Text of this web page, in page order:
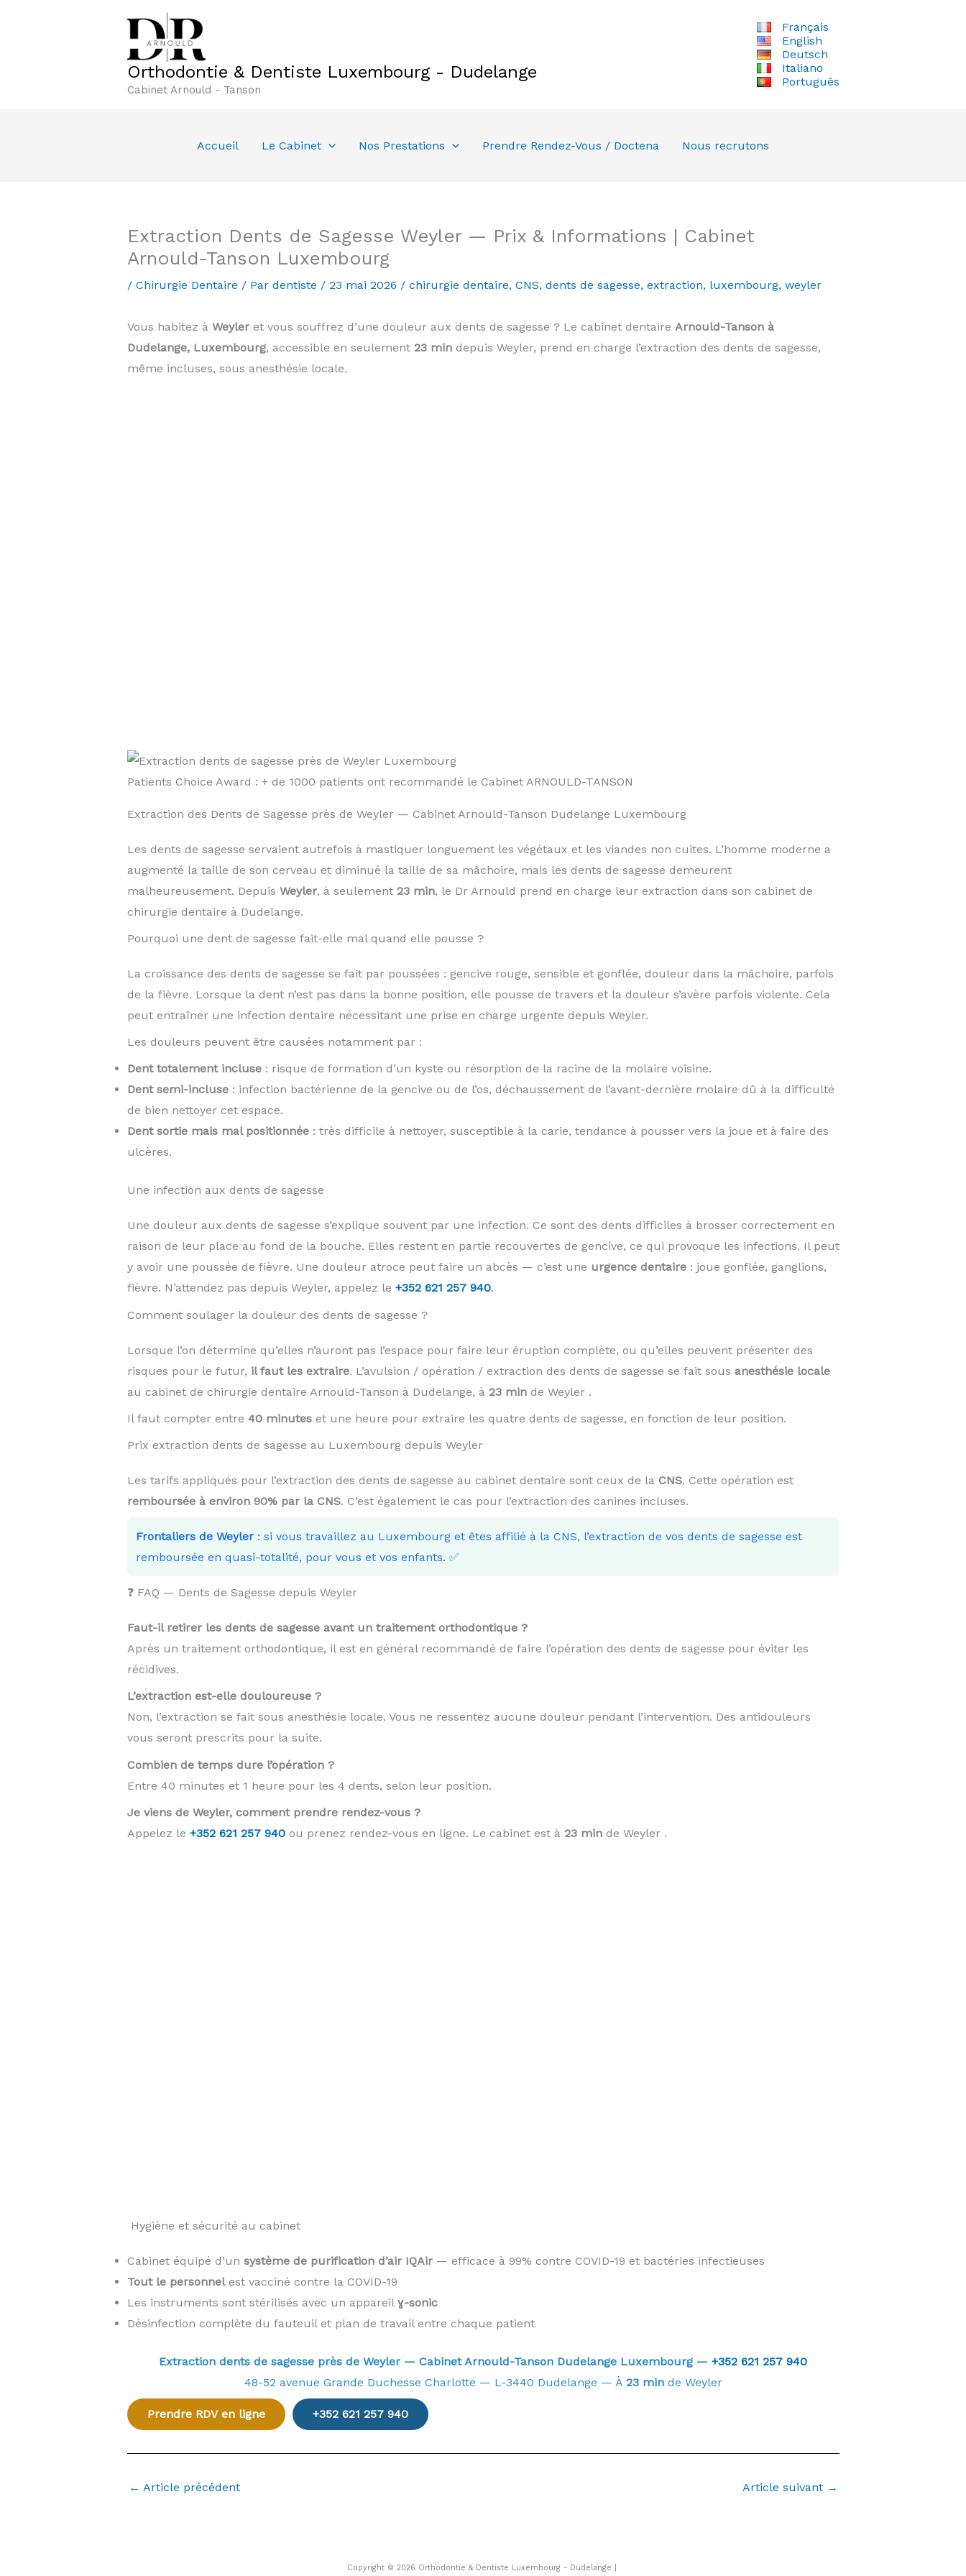
Orthodontie & Dentiste Luxembourg - Dudelange
Cabinet Arnould - Tanson
Français
English
Deutsch
Italiano
Português
Accueil Le Cabinet Nos Prestations Prendre Rendez-Vous / Doctena Nous recrutons
Extraction Dents de Sagesse Weyler — Prix & Informations | Cabinet
Arnould-Tanson Luxembourg
/ Chirurgie Dentaire / Par dentiste / 23 mai 2026 / chirurgie dentaire, CNS, dents de sagesse, extraction, luxembourg, weyler
Vous habitez à Weyleret vous souffrez d’une douleur aux dents de sagesse ? Le cabinet dentaire Arnould-Tanson à
Dudelange, Luxembourg, accessible en seulement 23 mindepuis Weyler, prend en charge l’extraction des dents de sagesse,
même incluses, sous anesthésie locale.
Patients Choice Award : + de 1000 patients ont recommandé le Cabinet ARNOULD-TANSON
Extraction des Dents de Sagesse près de Weyler — Cabinet Arnould-Tanson Dudelange Luxembourg
Les dents de sagesse servaient autrefois à mastiquer longuement les végétaux et les viandes non cuites. L’homme moderne a
augmenté la taille de son cerveau et diminué la taille de sa mâchoire, mais les dents de sagesse demeurent
malheureusement. Depuis Weyler, à seulement 23 min, le Dr Arnould prend en charge leur extraction dans son cabinet de
chirurgie dentaire à Dudelange.
Pourquoi une dent de sagesse fait-elle mal quand elle pousse ?
La croissance des dents de sagesse se fait par poussées : gencive rouge, sensible et gonflée, douleur dans la mâchoire, parfois
de la fièvre. Lorsque la dent n’est pas dans la bonne position, elle pousse de travers et la douleur s’avère parfois violente. Cela
peut entraîner une infection dentaire nécessitant une prise en charge urgente depuis Weyler.
Les douleurs peuvent être causées notamment par :
Dent totalement incluse: risque de formation d’un kyste ou résorption de la racine de la molaire voisine.
Dent semi-incluse: infection bactérienne de la gencive ou de l’os, déchaussement de l’avant-dernière molaire dû à la difficulté
de bien nettoyer cet espace.
Dent sortie mais mal positionnée: très difficile à nettoyer, susceptible à la carie, tendance à pousser vers la joue et à faire des
ulcères.
Une infection aux dents de sagesse
Une douleur aux dents de sagesse s’explique souvent par une infection. Ce sont des dents difficiles à brosser correctement en
raison de leur place au fond de la bouche. Elles restent en partie recouvertes de gencive, ce qui provoque les infections. Il peut
y avoir une poussée de fièvre. Une douleur atroce peut faire un abcès — c’est une urgence dentaire: joue gonflée, ganglions,
fièvre. N’attendez pas depuis Weyler, appelez le +352 621 257 940.
Comment soulager la douleur des dents de sagesse ?
Lorsque l’on détermine qu’elles n’auront pas l’espace pour faire leur éruption complète, ou qu’elles peuvent présenter des
risques pour le futur, il faut les extraire. L’avulsion / opération / extraction des dents de sagesse se fait sous anesthésie locale
au cabinet de chirurgie dentaire Arnould-Tanson à Dudelange, à 23 minde Weyler .
Il faut compter entre 40 minuteset une heure pour extraire les quatre dents de sagesse, en fonction de leur position.
Prix extraction dents de sagesse au Luxembourg depuis Weyler
Les tarifs appliqués pour l’extraction des dents de sagesse au cabinet dentaire sont ceux de la CNS. Cette opération est
remboursée à environ 90% par la CNS. C’est également le cas pour l’extraction des canines incluses.
Frontaliers de Weyler: si vous travaillez au Luxembourg et êtes affilié à la CNS, l’extraction de vos dents de sagesse est
remboursée en quasi-totalité, pour vous et vos enfants. ✅
❓ FAQ — Dents de Sagesse depuis Weyler
Faut-il retirer les dents de sagesse avant un traitement orthodontique ?
Après un traitement orthodontique, il est en général recommandé de faire l’opération des dents de sagesse pour éviter les
récidives.
L’extraction est-elle douloureuse ?
Non, l’extraction se fait sous anesthésie locale. Vous ne ressentez aucune douleur pendant l’intervention. Des antidouleurs
vous seront prescrits pour la suite.
Combien de temps dure l’opération ?
Entre 40 minutes et 1 heure pour les 4 dents, selon leur position.
Je viens de Weyler, comment prendre rendez-vous ?
Appelez le +352 621 257 940ou prenez rendez-vous en ligne. Le cabinet est à 23 minde Weyler .
️ Hygiène et sécurité au cabinet
Cabinet équipé d’un système de purification d’air IQAir— efficace à 99% contre COVID-19 et bactéries infectieuses
Tout le personnelest vacciné contre la COVID-19
Les instruments sont stérilisés avec un appareil ɣ-sonic
Désinfection complète du fauteuil et plan de travail entre chaque patient
Extraction dents de sagesse près de Weyler — Cabinet Arnould-Tanson Dudelange Luxembourg — +352 621 257 940
48-52 avenue Grande Duchesse Charlotte — L-3440 Dudelange — À 23 minde Weyler
Prendre RDV en ligne +352 621 257 940
← Article précédent Article suivant →
Copyright © 2026 Orthodontie & Dentiste Luxembourg - Dudelange |